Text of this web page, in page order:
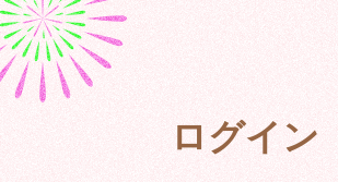
ログイン